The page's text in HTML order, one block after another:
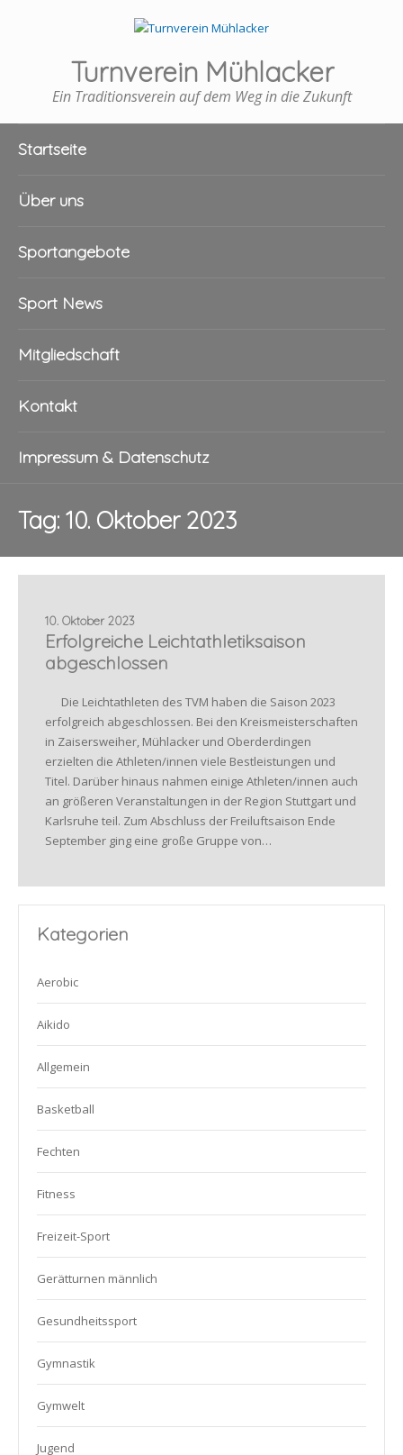
Turnverein Mühlacker
Ein Traditionsverein auf dem Weg in die Zukunft
Startseite
Über uns
Sportangebote
Sport News
Mitgliedschaft
Kontakt
Impressum & Datenschutz
Tag: 10. Oktober 2023
10. Oktober 2023
Erfolgreiche Leichtathletiksaison
abgeschlossen
Die Leichtathleten des TVM haben die Saison 2023
erfolgreich abgeschlossen. Bei den Kreismeisterschaften
in Zaisersweiher, Mühlacker und Oberderdingen
erzielten die Athleten/innen viele Bestleistungen und
Titel. Darüber hinaus nahmen einige Athleten/innen auch
an größeren Veranstaltungen in der Region Stuttgart und
Karlsruhe teil. Zum Abschluss der Freiluftsaison Ende
September ging eine große Gruppe von…
Kategorien
Aerobic
Aikido
Allgemein
Basketball
Fechten
Fitness
Freizeit-Sport
Gerätturnen männlich
Gesundheitssport
Gymnastik
Gymwelt
Jugend